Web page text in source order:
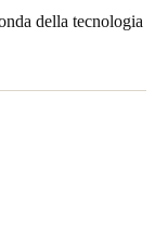
della tecnologia